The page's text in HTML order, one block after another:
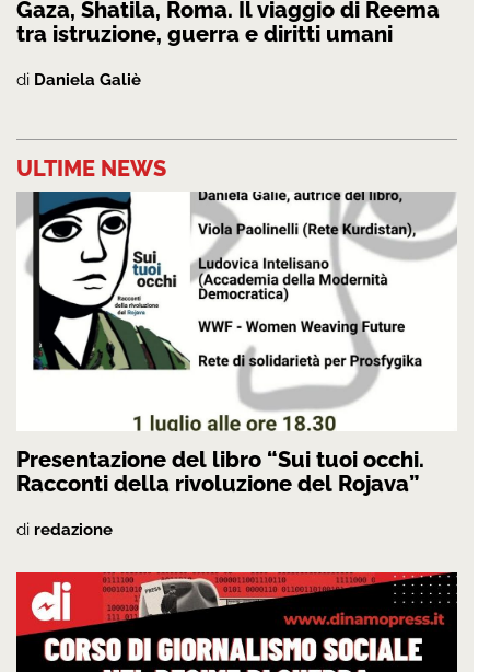
Gaza, Shatila, Roma. Il viaggio di Reema
tra istruzione, guerra e diritti umani
di Daniela Galiè
ULTIME NEWS
Presentazione del libro “Sui tuoi occhi.
Racconti della rivoluzione del Rojava”
di redazione